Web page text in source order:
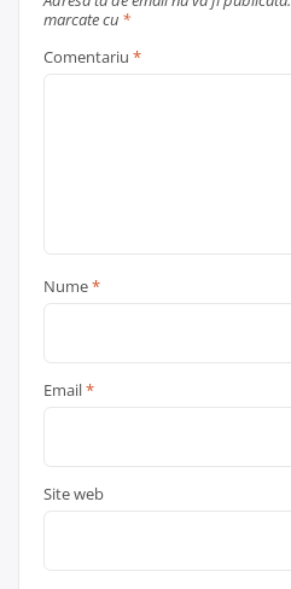
marcate cu *
Comentariu *
Nume*
Email*
Site web